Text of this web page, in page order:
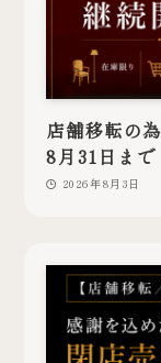
店舗移転の
8月31日まで
2026年8月3日